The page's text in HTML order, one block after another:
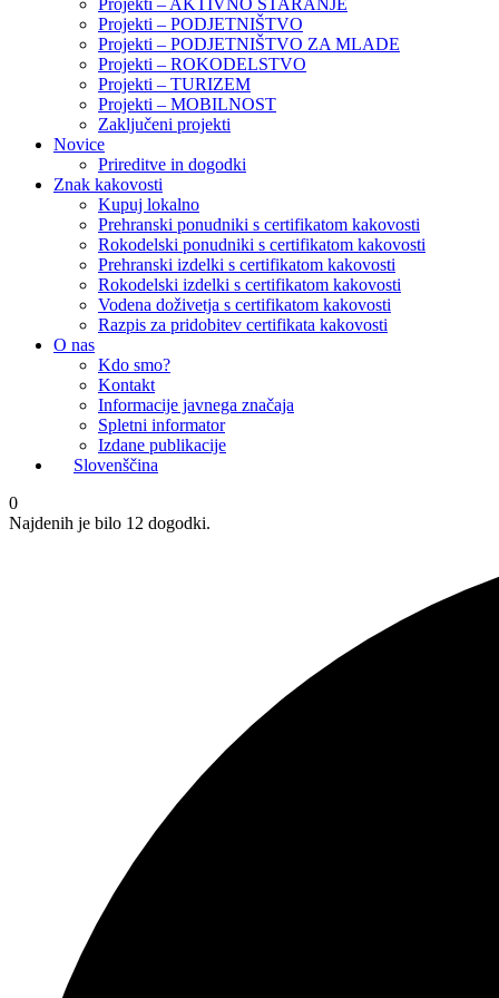
Projekti – AKTIVNO STARANJE
Projekti – PODJETNIŠTVO
Projekti – PODJETNIŠTVO ZA MLADE
Projekti – ROKODELSTVO
Projekti – TURIZEM
Projekti – MOBILNOST
Zaključeni projekti
Novice
Prireditve in dogodki
Znak kakovosti
Kupuj lokalno
Prehranski ponudniki s certifikatom kakovosti
Rokodelski ponudniki s certifikatom kakovosti
Prehranski izdelki s certifikatom kakovosti
Rokodelski izdelki s certifikatom kakovosti
Vodena doživetja s certifikatom kakovosti
Razpis za pridobitev certifikata kakovosti
O nas
Kdo smo?
Kontakt
Informacije javnega značaja
Spletni informator
Izdane publikacije
Slovenščina
0
Najdenih je bilo 12 dogodki.